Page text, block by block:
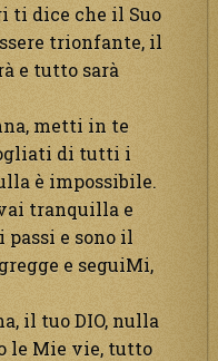
ti dice che il Suo
trionfante, il
e tutto sarà
metti in te
di tutti i
è impossibile.
tranquilla e
passi e sono il
e seguiMi,
il tuo DIO, nulla
le Mie vie, tutto